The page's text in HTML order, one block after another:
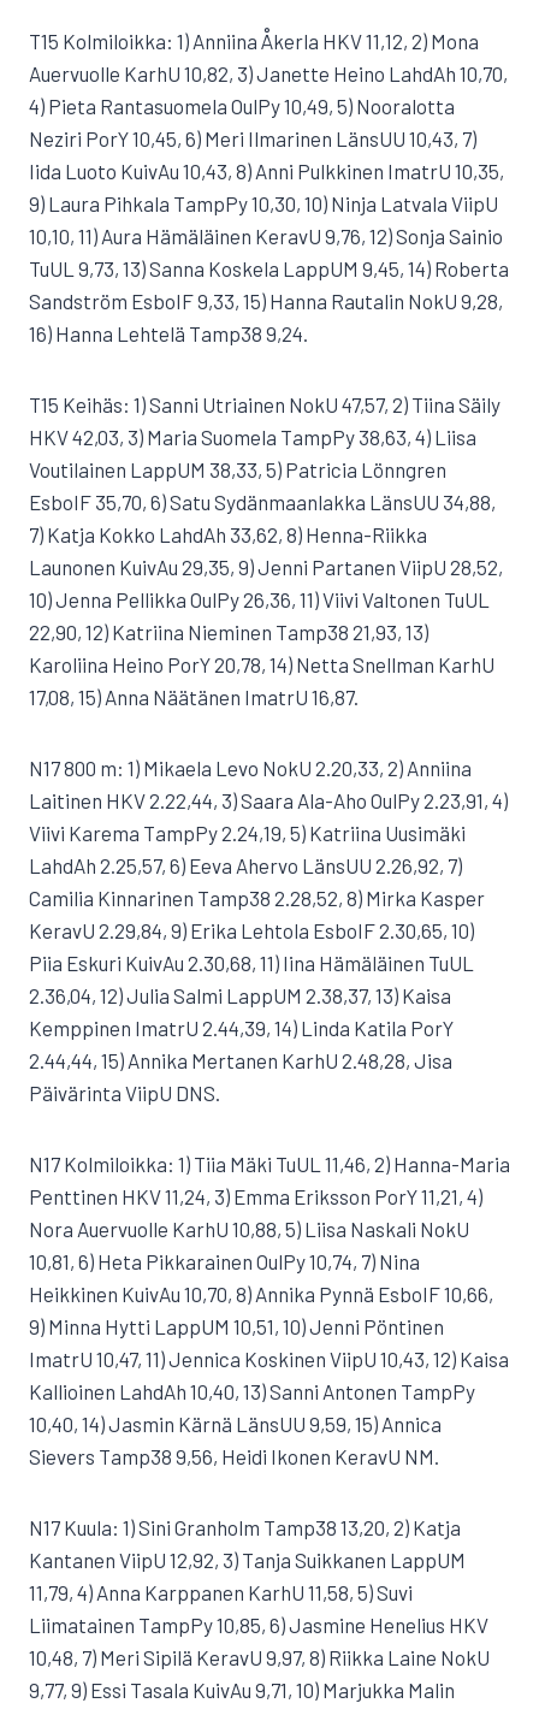
T15 Kolmiloikka: 1) Anniina Åkerla HKV 11,12, 2) Mona
Auervuolle KarhU 10,82, 3) Janette Heino LahdAh 10,70,
4) Pieta Rantasuomela OulPy 10,49, 5) Nooralotta
Neziri PorY 10,45, 6) Meri Ilmarinen LänsUU 10,43, 7)
Iida Luoto KuivAu 10,43, 8) Anni Pulkkinen ImatrU 10,35,
9) Laura Pihkala TampPy 10,30, 10) Ninja Latvala ViipU
10,10, 11) Aura Hämäläinen KeravU 9,76, 12) Sonja Sainio
TuUL 9,73, 13) Sanna Koskela LappUM 9,45, 14) Roberta
Sandström EsboIF 9,33, 15) Hanna Rautalin NokU 9,28,
16) Hanna Lehtelä Tamp38 9,24.
T15 Keihäs: 1) Sanni Utriainen NokU 47,57, 2) Tiina Säily
HKV 42,03, 3) Maria Suomela TampPy 38,63, 4) Liisa
Voutilainen LappUM 38,33, 5) Patricia Lönngren
EsboIF 35,70, 6) Satu Sydänmaanlakka LänsUU 34,88,
7) Katja Kokko LahdAh 33,62, 8) Henna-Riikka
Launonen KuivAu 29,35, 9) Jenni Partanen ViipU 28,52,
10) Jenna Pellikka OulPy 26,36, 11) Viivi Valtonen TuUL
22,90, 12) Katriina Nieminen Tamp38 21,93, 13)
Karoliina Heino PorY 20,78, 14) Netta Snellman KarhU
17,08, 15) Anna Näätänen ImatrU 16,87.
N17 800 m: 1) Mikaela Levo NokU 2.20,33, 2) Anniina
Laitinen HKV 2.22,44, 3) Saara Ala-Aho OulPy 2.23,91, 4)
Viivi Karema TampPy 2.24,19, 5) Katriina Uusimäki
LahdAh 2.25,57, 6) Eeva Ahervo LänsUU 2.26,92, 7)
Camilia Kinnarinen Tamp38 2.28,52, 8) Mirka Kasper
KeravU 2.29,84, 9) Erika Lehtola EsboIF 2.30,65, 10)
Piia Eskuri KuivAu 2.30,68, 11) Iina Hämäläinen TuUL
2.36,04, 12) Julia Salmi LappUM 2.38,37, 13) Kaisa
Kemppinen ImatrU 2.44,39, 14) Linda Katila PorY
2.44,44, 15) Annika Mertanen KarhU 2.48,28, Jisa
Päivärinta ViipU DNS.
N17 Kolmiloikka: 1) Tiia Mäki TuUL 11,46, 2) Hanna-Maria
Penttinen HKV 11,24, 3) Emma Eriksson PorY 11,21, 4)
Nora Auervuolle KarhU 10,88, 5) Liisa Naskali NokU
10,81, 6) Heta Pikkarainen OulPy 10,74, 7) Nina
Heikkinen KuivAu 10,70, 8) Annika Pynnä EsboIF 10,66,
9) Minna Hytti LappUM 10,51, 10) Jenni Pöntinen
ImatrU 10,47, 11) Jennica Koskinen ViipU 10,43, 12) Kaisa
Kallioinen LahdAh 10,40, 13) Sanni Antonen TampPy
10,40, 14) Jasmin Kärnä LänsUU 9,59, 15) Annica
Sievers Tamp38 9,56, Heidi Ikonen KeravU NM.
N17 Kuula: 1) Sini Granholm Tamp38 13,20, 2) Katja
Kantanen ViipU 12,92, 3) Tanja Suikkanen LappUM
11,79, 4) Anna Karppanen KarhU 11,58, 5) Suvi
Liimatainen TampPy 10,85, 6) Jasmine Henelius HKV
10,48, 7) Meri Sipilä KeravU 9,97, 8) Riikka Laine NokU
9,77, 9) Essi Tasala KuivAu 9,71, 10) Marjukka Malin